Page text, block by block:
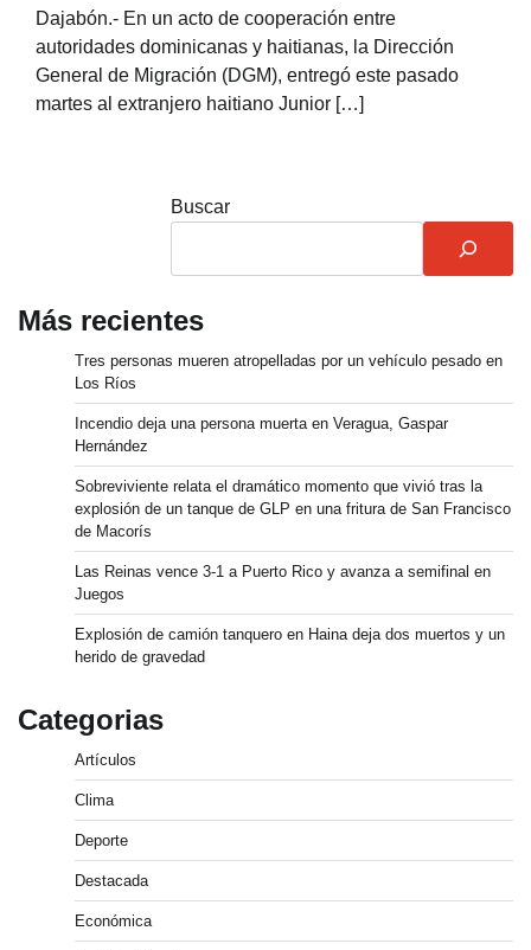
Dajabón.- En un acto de cooperación entre
autoridades dominicanas y haitianas, la Dirección
General de Migración (DGM), entregó este pasado
martes al extranjero haitiano Junior […]
Buscar
Más recientes
Tres personas mueren atropelladas por un vehículo pesado en
Los Ríos
Incendio deja una persona muerta en Veragua, Gaspar
Hernández
Sobreviviente relata el dramático momento que vivió tras la
explosión de un tanque de GLP en una fritura de San Francisco
de Macorís
Las Reinas vence 3-1 a Puerto Rico y avanza a semifinal en
Juegos
Explosión de camión tanquero en Haina deja dos muertos y un
herido de gravedad
Categorias
Artículos
Clima
Deporte
Destacada
Económica